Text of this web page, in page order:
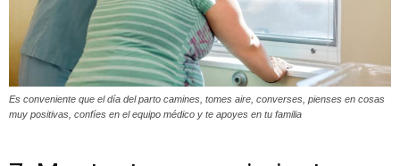
Es conveniente que el día del parto camines, tomes aire, converses, pienses en cosas
muy positivas, confíes en el equipo médico y te apoyes en tu familia